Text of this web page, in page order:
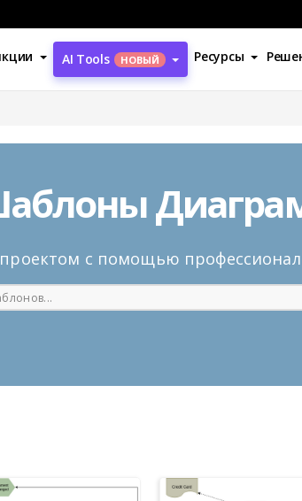
AI Tools НОВЫЙ Ресурсы
проектом с помощью